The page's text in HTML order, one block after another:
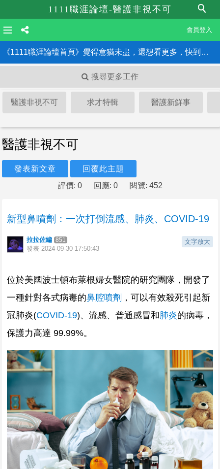
1111職涯論壇-醫護非視不可
會員登入
《1111職涯論壇首頁》覺得意猶未盡，還想看更多，快到職涯論壇首頁！！
搜尋更多工作
醫護非視不可 求才特輯 醫護新鮮事
醫護非視不可
發表新文章
回覆此主題
評價: 0
回應: 0 閱覽: 452
新型鼻噴劑：一次打倒流感、肺炎、COVID-19
文字放大
拉拉佐編 851
發表 2024-09-30 17:50:43
位於美國波士頓布萊根婦女醫院的研究團隊，開發了
一種針對各式病毒的鼻腔噴劑 ，可以有效殺死引起新
冠肺炎(COVID-19)、流感、普通感冒和肺炎的病毒，
保護力高達 99.99%。